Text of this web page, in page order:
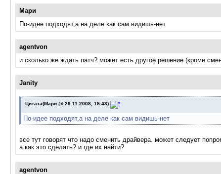
Мари
По-идее подходят,а на деле как сам видишь-нет
agentvon
и сколько же ждать патч? может есть другое решение (кроме
Janity
Цитата(Мари @ 29.11.2008, 18:43)
По-идее подходят,а на деле как сам видишь-нет
все тут говорят что надо сменить драйвера. может следует
а как это сделать? и где их найти?
agentvon